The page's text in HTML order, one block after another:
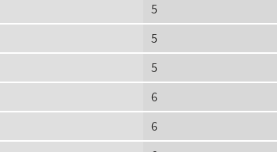
5
5
5
6
6